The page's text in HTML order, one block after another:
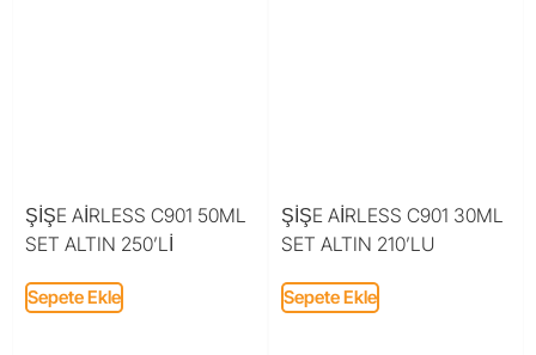
ŞİŞE AİRLESS C901 50ML
SET ALTIN 250’Lİ
Sepete Ekle
ŞİŞE AİRLESS C901 30ML
SET ALTIN 210’LU
Sepete Ekle